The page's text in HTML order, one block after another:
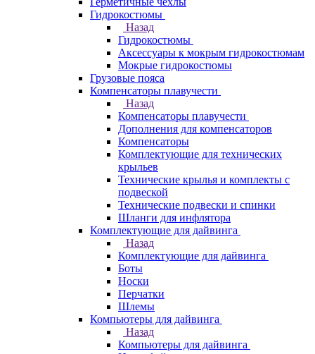
Гидрокостюмы
Назад
Гидрокостюмы
Аксессуары к мокрым гидрокостюмам
Мокрые гидрокостюмы
Грузовые пояса
Компенсаторы плавучести
Назад
Компенсаторы плавучести
Дополнения для компенсаторов
Компенсаторы
Комплектующие для технических
крыльев
Технические крылья и комплекты с
подвеской
Технические подвески и спинки
Шланги для инфлятора
Комплектующие для дайвинга
Назад
Комплектующие для дайвинга
Боты
Носки
Перчатки
Шлемы
Компьютеры для дайвинга
Назад
Компьютеры для дайвинга